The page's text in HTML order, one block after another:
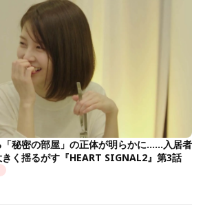
「秘密の部屋」の正体が明らかに……入居者
く揺るがす『HEART SIGNAL2』第3話